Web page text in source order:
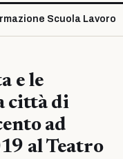
Scuola Lavoro
e le
città di
ad
al Teatro